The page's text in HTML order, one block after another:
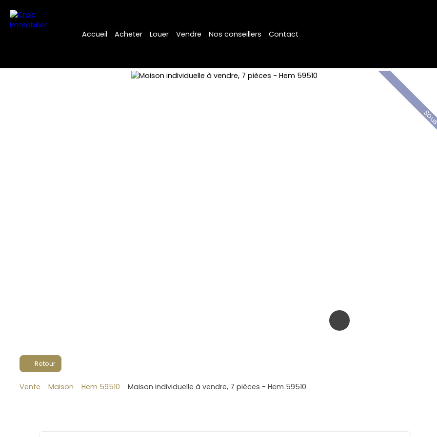
Accueil Acheter Louer Vendre Nos conseillers Contact
Retour
Vente Maison Hem 59510 Maison individuelle à vendre, 7 pièces - Hem 59510